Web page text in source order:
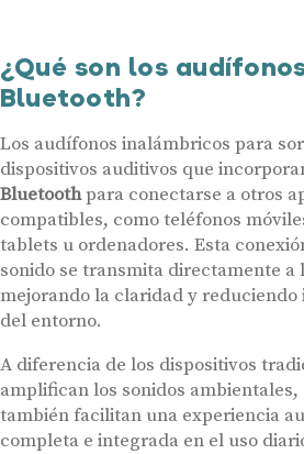
¿Qué son los
Bluetooth?
Los audífonos inalámbricos para
dispositivos auditivos que
Bluetoothpara conectarse a otros
compatibles, como teléfonos
tablets u ordenadores. Esta
sonido se transmita directamente a
mejorando la claridad y
del entorno.
A diferencia de los dispositivos
amplifican los sonidos ambientales,
también facilitan una experiencia
completa e integrada en el uso